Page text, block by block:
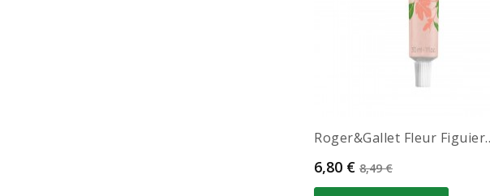
Roger&gallet Fleur
Prix
6,80 € Prix de base
8,49 €